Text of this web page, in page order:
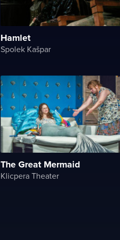
Hamlet
Spolek Kašpar
The Great Mermaid
Klicpera Theater